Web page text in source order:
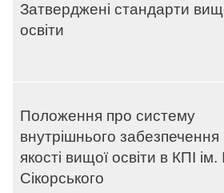
Затверджені стандарти
освіти
Положення про систему
внутрішнього забезпечення
якості вищої освіти в КПІ ім.
Сікорського